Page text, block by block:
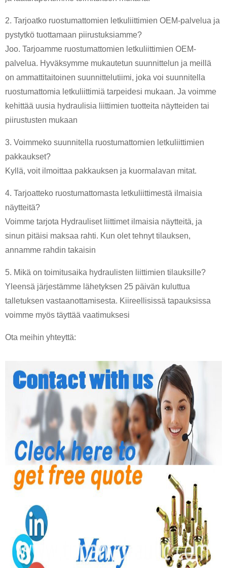
2. Tarjoatko ruostumattomien letkuliittimien OEM-palvelua ja
pystytkö tuottamaan piirustuksiamme?
Joo. Tarjoamme ruostumattomien letkuliittimien OEM-
palvelua. Hyväksymme mukautetun suunnittelun ja meillä
on ammattitaitoinen suunnittelutiimi, joka voi suunnitella
ruostumattomia letkuliittimiä tarpeidesi mukaan. Ja voimme
kehittää uusia hydraulisia liittimien tuotteita näytteiden tai
piirustusten mukaan
3. Voimmeko suunnitella ruostumattomien letkuliittimien
pakkaukset?
Kyllä, voit ilmoittaa pakkauksen ja kuormalavan mitat.
4. Tarjoatteko ruostumattomasta letkuliittimestä ilmaisia ​​
näytteitä?
Voimme tarjota Hydrauliset liittimet ilmaisia ​​näytteitä, ja
sinun pitäisi maksaa rahti. Kun olet tehnyt tilauksen,
annamme rahdin takaisin
5. Mikä on toimitusaika hydraulisten liittimien tilauksille?
Yleensä järjestämme lähetyksen 25 päivän kuluttua
talletuksen vastaanottamisesta. Kiireellisissä tapauksissa
voimme myös täyttää vaatimuksesi
Ota meihin yhteyttä: